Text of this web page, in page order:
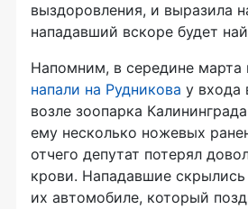
выздоровления, и выразила
нападавший вскоре будет
Напомним, в середине марта
напали на Рудникова у входа
возле зоопарка
ему несколько ножевых
отчего депутат потерял
крови. Нападавшие
их автомобиле, который